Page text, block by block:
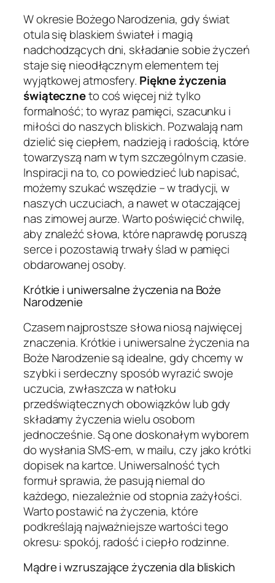
W okresie Bożego Narodzenia, gdy świat
otula się blaskiem świateł i magią
nadchodzących dni, składanie sobie życzeń
staje się nieodłącznym elementem tej
wyjątkowej atmosfery. Piękne życzenia
świąteczneto coś więcej niż tylko
formalność; to wyraz pamięci, szacunku i
miłości do naszych bliskich. Pozwalają nam
dzielić się ciepłem, nadzieją i radością, które
towarzyszą nam w tym szczególnym czasie.
Inspiracji na to, co powiedzieć lub napisać,
możemy szukać wszędzie – w tradycji, w
naszych uczuciach, a nawet w otaczającej
nas zimowej aurze. Warto poświęcić chwilę,
aby znaleźć słowa, które naprawdę poruszą
serce i pozostawią trwały ślad w pamięci
obdarowanej osoby.
Krótkie i uniwersalne życzenia na Boże
Narodzenie
Czasem najprostsze słowa niosą najwięcej
znaczenia. Krótkie i uniwersalne życzenia na
Boże Narodzenie są idealne, gdy chcemy w
szybki i serdeczny sposób wyrazić swoje
uczucia, zwłaszcza w natłoku
przedświątecznych obowiązków lub gdy
składamy życzenia wielu osobom
jednocześnie. Są one doskonałym wyborem
do wysłania SMS-em, w mailu, czy jako krótki
dopisek na kartce. Uniwersalność tych
formuł sprawia, że pasują niemal do
każdego, niezależnie od stopnia zażyłości.
Warto postawić na życzenia, które
podkreślają najważniejsze wartości tego
okresu: spokój, radość i ciepło rodzinne.
Mądre i wzruszające życzenia dla bliskich